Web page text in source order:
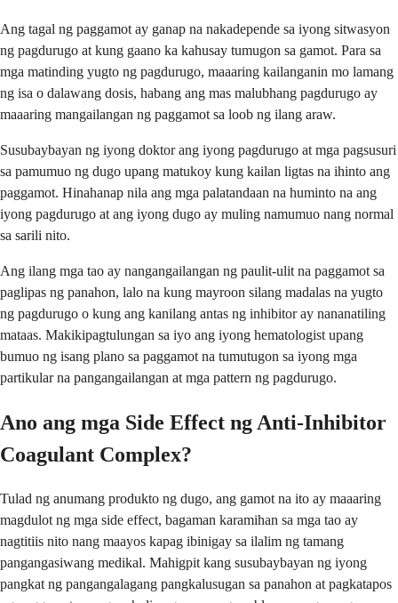
Ang tagal ng paggamot ay ganap na nakadepende sa iyong sitwasyon
ng pagdurugo at kung gaano ka kahusay tumugon sa gamot. Para sa
mga matinding yugto ng pagdurugo, maaaring kailanganin mo lamang
ng isa o dalawang dosis, habang ang mas malubhang pagdurugo ay
maaaring mangailangan ng paggamot sa loob ng ilang araw.
Susubaybayan ng iyong doktor ang iyong pagdurugo at mga pagsusuri
sa pamumuo ng dugo upang matukoy kung kailan ligtas na ihinto ang
paggamot. Hinahanap nila ang mga palatandaan na huminto na ang
iyong pagdurugo at ang iyong dugo ay muling namumuo nang normal
sa sarili nito.
Ang ilang mga tao ay nangangailangan ng paulit-ulit na paggamot sa
paglipas ng panahon, lalo na kung mayroon silang madalas na yugto
ng pagdurugo o kung ang kanilang antas ng inhibitor ay nananatiling
mataas. Makikipagtulungan sa iyo ang iyong hematologist upang
bumuo ng isang plano sa paggamot na tumutugon sa iyong mga
partikular na pangangailangan at mga pattern ng pagdurugo.
Ano ang mga Side Effect ng Anti-Inhibitor
Coagulant Complex?
Tulad ng anumang produkto ng dugo, ang gamot na ito ay maaaring
magdulot ng mga side effect, bagaman karamihan sa mga tao ay
nagtitiis nito nang maayos kapag ibinigay sa ilalim ng tamang
pangangasiwang medikal. Mahigpit kang susubaybayan ng iyong
pangkat ng pangangalagang pangkalusugan sa panahon at pagkatapos